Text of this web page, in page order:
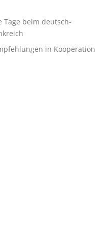
Tage beim deutsch-
in Kooperation